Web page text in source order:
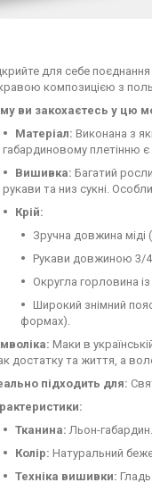
для себе
композицією з
ви закохаєтесь у цю
Матеріал: Виконана з
габардиновому плетінню
Вишивка: Багатий
рукави та низ сукні.
Крій:
Зручна довжина міді
Рукави довжиною 3/4
Округла горловина
Широкий знімний
формах).
Маки в
достатку та життя, а
підходить для:
Тканина: Льон-габардин.
Колір: Натуральний
Техніка вишивки: